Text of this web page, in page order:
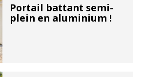
Portail battant semi-
plein en aluminium !